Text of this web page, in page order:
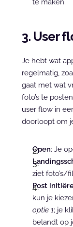
te maken.
3. User
Je hebt wat
regelmatig,
gaat met wat
foto’s te
user flow in
doorloopt om
Open: Je
ziet foto’s/
Post
kun je
optie 1; je
belandt op